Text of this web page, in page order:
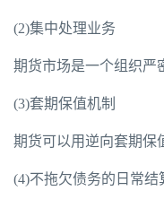
(2)集中处理业务
期货市场是一个组织严
(3)套期保值机制
期货可以用逆向套期保
(4)不拖欠债务的日常结